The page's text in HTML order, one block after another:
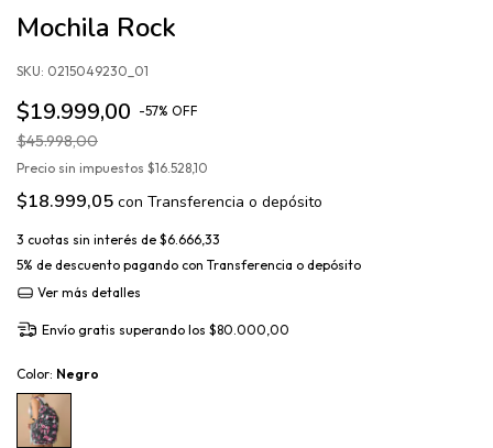
Mochila Rock
SKU: 0215049230_01
$19.999,00 -57% OFF
$45.998,00
Precio sin impuestos $16.528,10
$18.999,05 con Transferencia o depósito
3 cuotas sin interés de $6.666,33
5% de descuento pagando con Transferencia o depósito
Ver más detalles
Envío gratis superando los $80.000,00
Color: Negro